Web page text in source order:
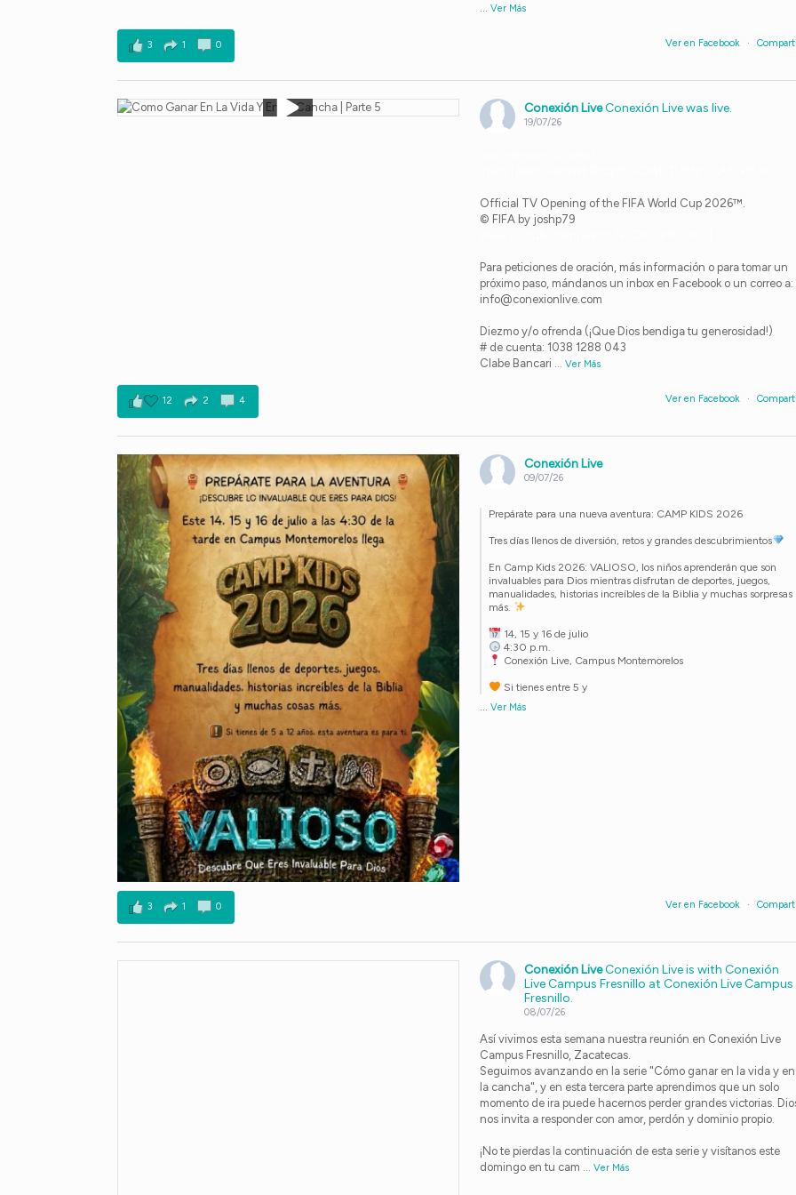
...Ver Más
Ver en Facebook ·
3 1 0
Conexión LiveConexión Live was live.
19/07/26
Official TV Opening of the FIFA World Cup 2026™.
© FIFA by joshp79
Para peticiones de oración, más información o para tomar un
próximo paso, mándanos un inbox en Facebook o un correo a:
info@conexionlive.com
Diezmo y/o ofrenda (¡Que Dios bendiga tu generosidad!)
# de cuenta: 1038 1288 043
Clabe Bancari ...Ver Más
Ver en Facebook ·
12 2 4
Conexión Live
09/07/26
Prepárate para una nueva aventura: CAMP KIDS 2026
Tres días llenos de diversión, retos y grandes descubrimientos
En Camp Kids 2026: VALIOSO, los niños aprenderán que son
invaluables para Dios mientras disfrutan de deportes, juegos,
manualidades, historias increíbles de la Biblia y muchas sorpresas
más.
14, 15 y 16 de julio
4:30 p.m.
Conexión Live, Campus Montemorelos
Si tienes entre 5 y
...Ver Más
Ver en Facebook ·
3 1 0
Conexión LiveConexión Live is with Conexión
Live Campus Fresnillo at Conexión Live Campus
Fresnillo.
08/07/26
Así vivimos esta semana nuestra reunión en Conexión Live
Campus Fresnillo, Zacatecas.
Seguimos avanzando en la serie "Cómo ganar en la vida y en
la cancha", y en esta tercera parte aprendimos que un solo
momento de ira puede hacernos perder grandes victorias.
nos invita a responder con amor, perdón y dominio propio.
¡No te pierdas la continuación de esta serie y visítanos este
domingo en tu cam ...Ver Más